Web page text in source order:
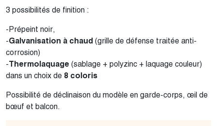
3 possibilités de finition :
-Prépeint noir,
-Galvanisation à chaud (grille de défense traitée anti-
corrosion)
-Thermolaquage (sablage + polyzinc + laquage couleur)
dans un choix de 8 coloris
Possibilité de déclinaison du modèle en garde-corps, œil de
bœuf et balcon.